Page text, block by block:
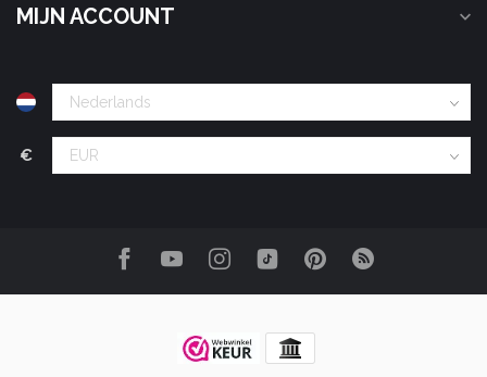
MIJN ACCOUNT
€